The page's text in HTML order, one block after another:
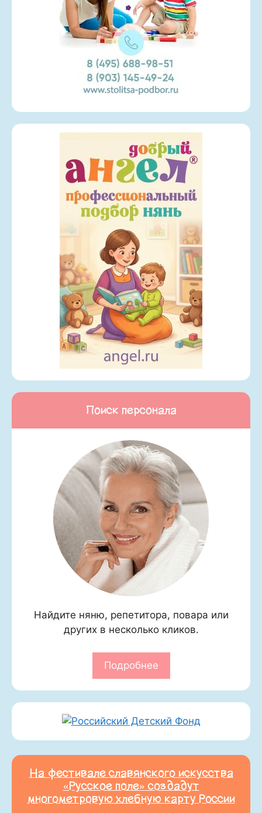
Поиск персонала
Найдите няню, репетитора, повара или
других в несколько кликов.
Подробнее
На фестивале славянского искусства
«Русское поле» создадут
многометровую хлебную карту России